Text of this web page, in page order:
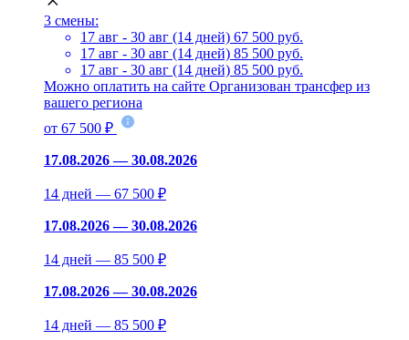
3 смены:
17 авг - 30 авг (14 дней) 67 500 руб.
17 авг - 30 авг (14 дней) 85 500 руб.
17 авг - 30 авг (14 дней) 85 500 руб.
Можно оплатить на сайте Организован трансфер из
вашего региона
от 67 500 ₽
17.08.2026 — 30.08.2026
14 дней — 67 500 ₽
17.08.2026 — 30.08.2026
14 дней — 85 500 ₽
17.08.2026 — 30.08.2026
14 дней — 85 500 ₽